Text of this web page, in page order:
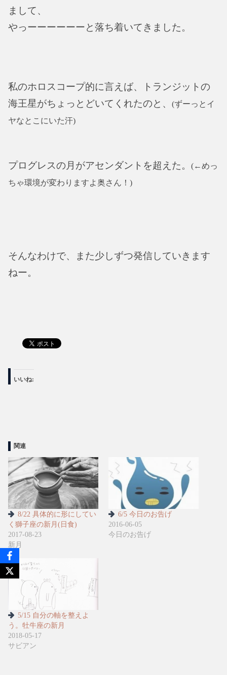
まして、
やっーーーーーーと落ち着いてきました。
私のホロスコープ的に言えば、トランジットの
海王星がちょっとどいてくれたのと、
(ずーっとイ
ヤなとこにいた汗)
プログレスの月がアセンダントを超えた。
(←めっ
ちゃ環境が変わりますよ奥さん！)
そんなわけで、また少しずつ発信していきます
ねー。
いいね:
関連
8/22 具体的に形にしてい
く獅子座の新月(日食)
2017-08-23
新月
6/5 今日のお告げ
2016-06-05
今日のお告げ
5/15 自分の軸を整えよ
う。牡牛座の新月
2018-05-17
サビアン